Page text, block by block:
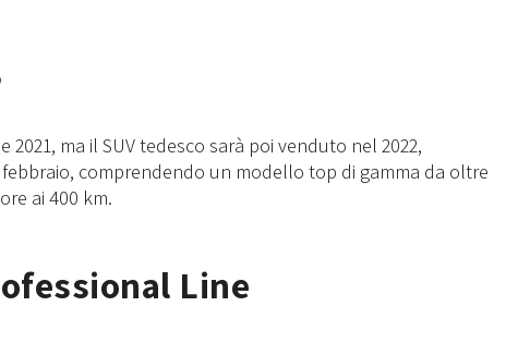
2021, ma il SUV tedesco sarà poi venduto nel 2022,
comprendendo un modello top di gamma da oltre
ai 400 km.
Line